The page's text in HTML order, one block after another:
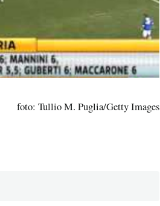
foto: Tullio M. Puglia/Getty Images